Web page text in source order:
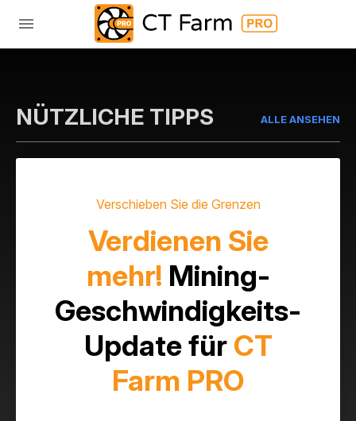
NÜTZLICHE TIPPS ALLE ANSEHEN
Verschieben Sie die Grenzen
Verdienen Sie
mehr! Mining-
Geschwindigkeits-
Update für CT
Farm PRO